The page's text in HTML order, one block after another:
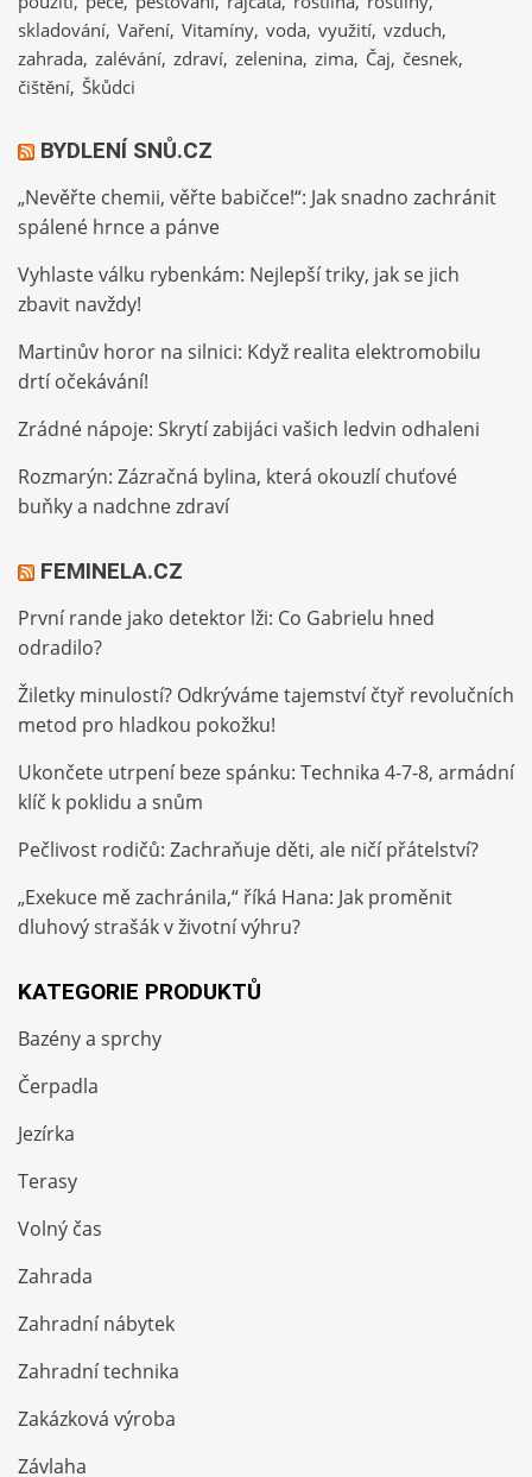
skladování Vaření Vitamíny voda využití vzduch
zahrada zalévání zdraví zelenina zima Čaj česnek
čištění Škůdci
BYDLENÍ SNŮ.CZ
„Nevěřte chemii, věřte babičce!“: Jak snadno zachránit
spálené hrnce a pánve
Vyhlaste válku rybenkám: Nejlepší triky, jak se jich
zbavit navždy!
Martinův horor na silnici: Když realita elektromobilu
drtí očekávání!
Zrádné nápoje: Skrytí zabijáci vašich ledvin odhaleni
Rozmarýn: Zázračná bylina, která okouzlí chuťové
buňky a nadchne zdraví
FEMINELA.CZ
První rande jako detektor lži: Co Gabrielu hned
odradilo?
Žiletky minulostí? Odkrýváme tajemství čtyř revolučních
metod pro hladkou pokožku!
Ukončete utrpení beze spánku: Technika 4-7-8, armádní
klíč k poklidu a snům
Pečlivost rodičů: Zachraňuje děti, ale ničí přátelství?
„Exekuce mě zachránila,“ říká Hana: Jak proměnit
dluhový strašák v životní výhru?
KATEGORIE PRODUKTŮ
Bazény a sprchy
Čerpadla
Jezírka
Terasy
Volný čas
Zahrada
Zahradní nábytek
Zahradní technika
Zakázková výroba
Závlaha